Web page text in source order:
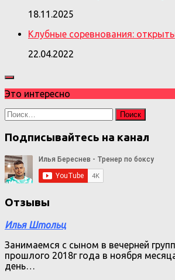
18.11.2025
Клубные соревнования:
22.04.2022
Это интересно
Найти:
Подписывайтесь на канал
Отзывы
Илья Штольц
Занимаемся с сыном в вечерней
прошлого 2018г года в ноября
день…